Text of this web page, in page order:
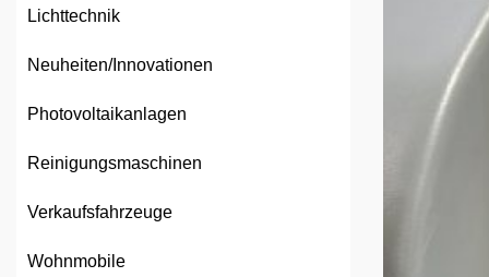
Lichttechnik
Neuheiten/Innovationen
Photovoltaikanlagen
Reinigungsmaschinen
Verkaufsfahrzeuge
Wohnmobile